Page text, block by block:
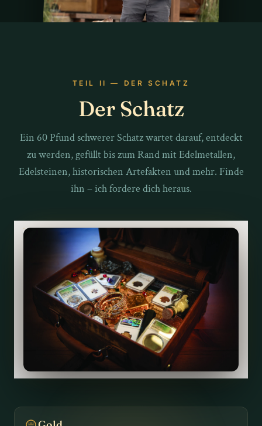
JUSTIN POSEY
TEIL II — DER SCHATZ
Der Schatz
Ein 60 Pfund schwerer Schatz wartet darauf, entdeckt
zu werden, gefüllt bis zum Rand mit Edelmetallen,
Edelsteinen, historischen Artefakten und mehr. Finde
ihn – ich fordere dich heraus.